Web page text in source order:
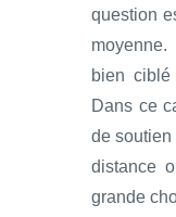
question
bien ciblé
Dans ce
de soutien
distance
grande